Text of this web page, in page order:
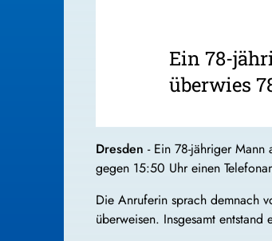
Ein 78-
überwies
Dresden - Ein 78-jähriger
gegen 15:50 Uhr einen
Die Anruferin sprach demnach
überweisen. Insgesamt